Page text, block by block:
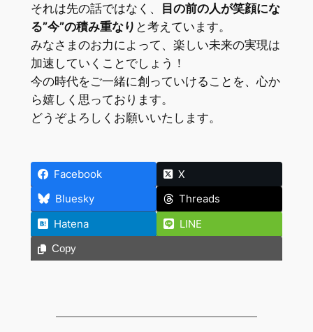
それは先の話ではなく、
目の前の人が笑顔にな
る”今”の積み重なり と考えています。
みなさまのお力によって、楽しい未来の実現は
加速していくことでしょう！
今の時代をご一緒に創っていけることを、心か
ら嬉しく思っております。
どうぞよろしくお願いいたします。
Facebook
X
Bluesky
Threads
Hatena
LINE
Copy